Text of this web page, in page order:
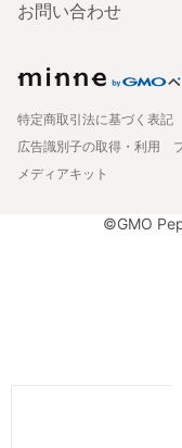
お問い合わせ
特定商取引法に基づく表記
広告識別子の取得・利用
メディアキット
©GMO